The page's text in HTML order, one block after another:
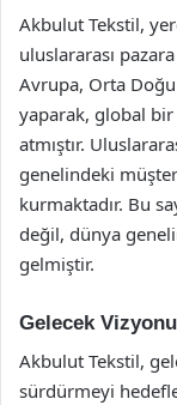
Akbulut Tekstil,
uluslararası
Avrupa, Orta
yaparak, global
atmıştır.
genelindeki
kurmaktadır. Bu
değil, dünya
gelmiştir.
Gelecek Vizyonu
Akbulut Tekstil,
sürdürmeyi